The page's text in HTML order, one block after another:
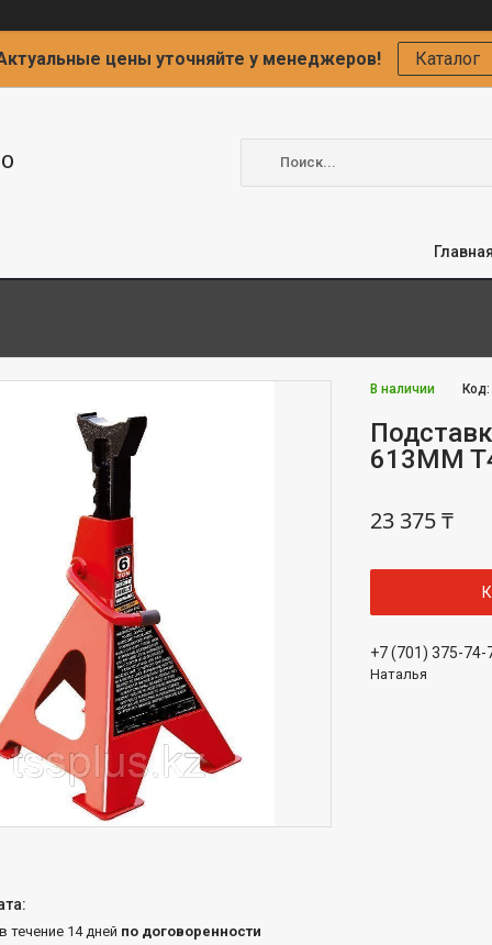
цены уточняйте у менеджеров! Каталог
В наличии
613MM
23 375 ₸
+7 (701) 375-74-
Наталья
течение 14 дней по договоренности